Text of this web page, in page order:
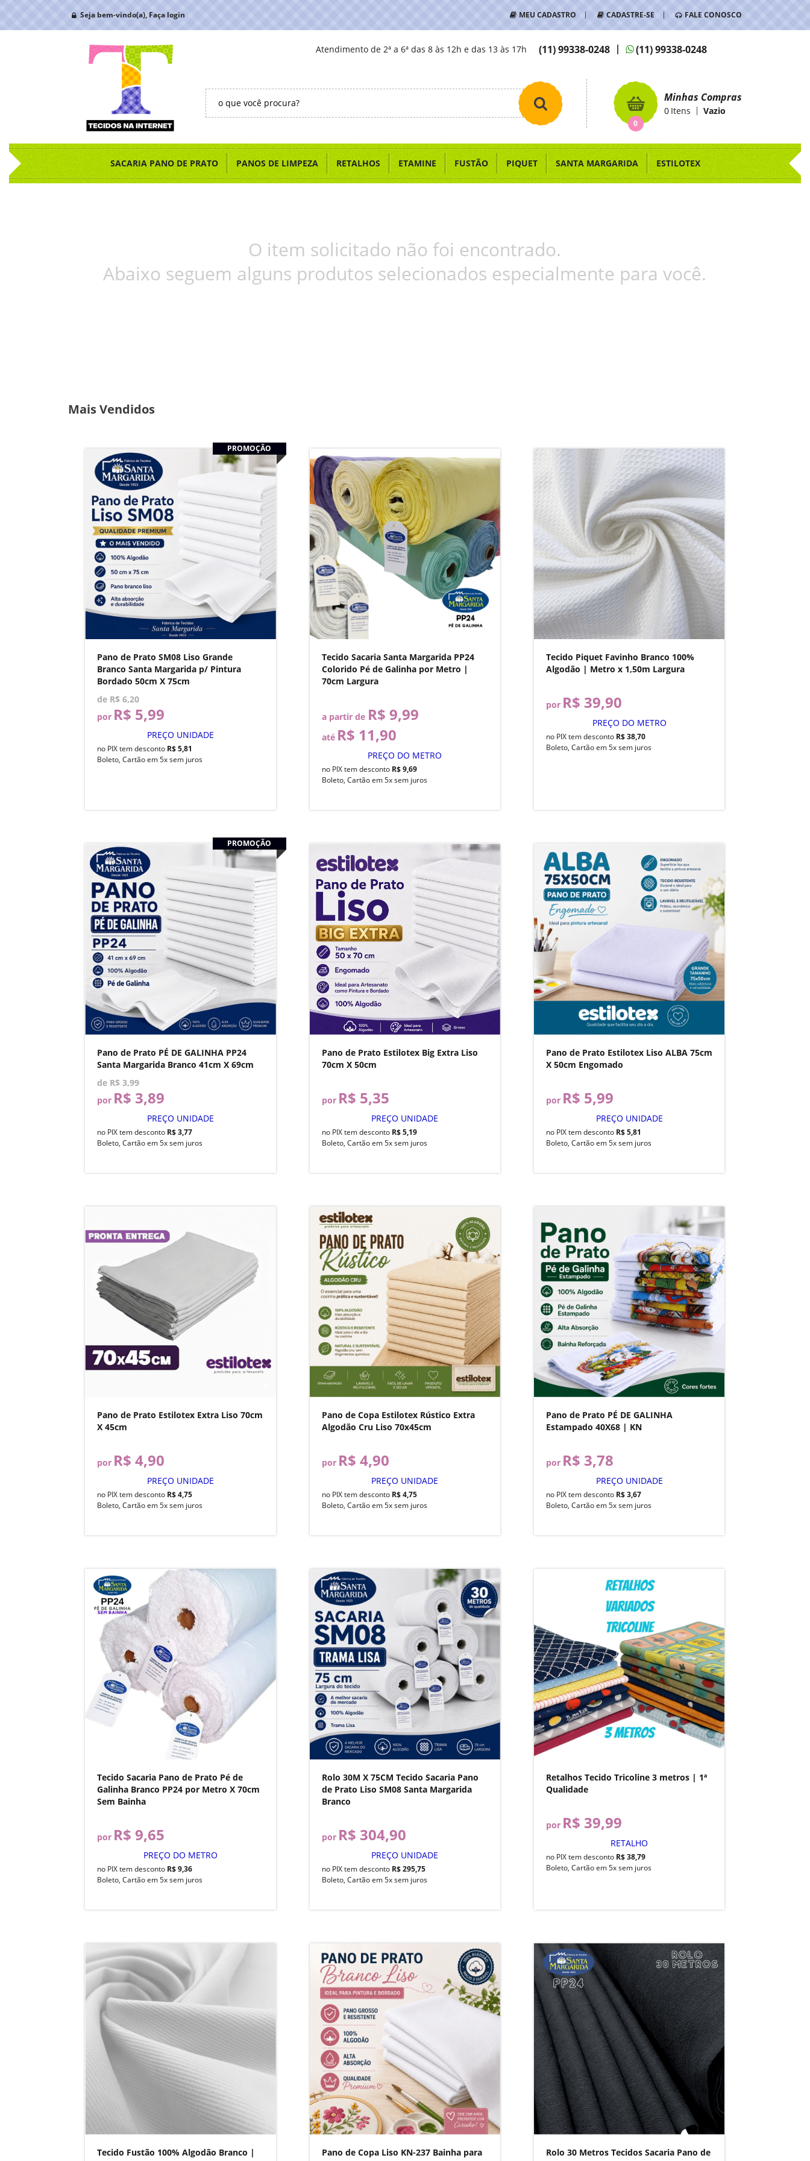
Seja bem-vindo(a), Faça login MEU CADASTRO CADASTRE-SE FALE CONOSCO
(11)99338-0248 (11)99338-0248
Atendimento de 2ª a 6ª das 8 às 12h e das 13 às 17h
0
Minhas Compras
Itens
0 Vazio
SACARIA PANO DE PRATO PANOS DE LIMPEZA RETALHOS ETAMINE FUSTÃO PIQUET SANTA MARGARIDA ESTILOTEX
O item solicitado não foi encontrado.
Abaixo seguem alguns produtos selecionados especialmente para você.
Mais Vendidos
PROMOÇÃO
Pano de Prato SM08 Liso Grande
Branco Santa Margarida p/ Pintura
Bordado 50cm X 75cm
de R$ 6,20
por R$ 5,99
PREÇO UNIDADE
no PIX tem desconto R$ 5,81
Boleto, Cartão em 5x sem juros
Tecido Sacaria Santa Margarida PP24
Colorido Pé de Galinha por Metro |
70cm Largura
a partir de R$ 9,99
até R$ 11,90
PREÇO DO METRO
no PIX tem desconto R$ 9,69
Boleto, Cartão em 5x sem juros
Tecido Piquet Favinho Branco 100%
Algodão | Metro x 1,50m Largura
por R$ 39,90
PREÇO DO METRO
no PIX tem desconto R$ 38,70
Boleto, Cartão em 5x sem juros
PROMOÇÃO
Pano de Prato PÉ DE GALINHA PP24
Santa Margarida Branco 41cm X 69cm
de R$ 3,99
por R$ 3,89
PREÇO UNIDADE
no PIX tem desconto R$ 3,77
Boleto, Cartão em 5x sem juros
Pano de Prato Estilotex Big Extra Liso
70cm X 50cm
por R$ 5,35
PREÇO UNIDADE
no PIX tem desconto R$ 5,19
Boleto, Cartão em 5x sem juros
Pano de Prato Estilotex Liso ALBA 75cm
X 50cm Engomado
por R$ 5,99
PREÇO UNIDADE
no PIX tem desconto R$ 5,81
Boleto, Cartão em 5x sem juros
Pano de Prato Estilotex Extra Liso 70cm
X 45cm
por R$ 4,90
PREÇO UNIDADE
no PIX tem desconto R$ 4,75
Boleto, Cartão em 5x sem juros
Pano de Copa Estilotex Rústico Extra
Algodão Cru Liso 70x45cm
por R$ 4,90
PREÇO UNIDADE
no PIX tem desconto R$ 4,75
Boleto, Cartão em 5x sem juros
Pano de Prato PÉ DE GALINHA
Estampado 40X68 | KN
por R$ 3,78
PREÇO UNIDADE
no PIX tem desconto R$ 3,67
Boleto, Cartão em 5x sem juros
Tecido Sacaria Pano de Prato Pé de
Galinha Branco PP24 por Metro X 70cm
Sem Bainha
por R$ 9,65
PREÇO DO METRO
no PIX tem desconto R$ 9,36
Boleto, Cartão em 5x sem juros
Rolo 30M X 75CM Tecido Sacaria Pano
de Prato Liso SM08 Santa Margarida
Branco
por R$ 304,90
PREÇO UNIDADE
no PIX tem desconto R$ 295,75
Boleto, Cartão em 5x sem juros
Retalhos Tecido Tricoline 3 metros | 1ª
Qualidade
por R$ 39,99
RETALHO
no PIX tem desconto R$ 38,79
Boleto, Cartão em 5x sem juros
Tecido Fustão 100% Algodão Branco |
Pano de Copa Liso KN-237 Bainha para
Rolo 30 Metros Tecidos Sacaria Pano de